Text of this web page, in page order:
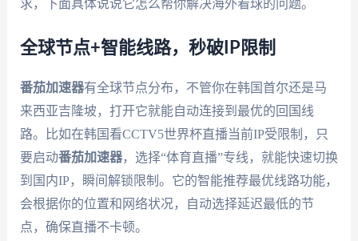
求，下面具体说说它怎么帮你解决海外看球的问题。
全球节点+智能线路，秒破IP限制
番茄加速器有全球节点分布，不管你在韩国首尔还是马
来西亚吉隆坡，打开它就能自动连接到最优的回国线
路。比如在韩国看CCTV5世界杯直播当前IP受限制，只
要启动番茄加速器，选择“体育直播”专线，就能快速切换
到国内IP，瞬间解锁限制。它的智能推荐最优线路功能，
会根据你的位置和网络状况，自动选择延迟最低的节
点，确保直播不卡顿。